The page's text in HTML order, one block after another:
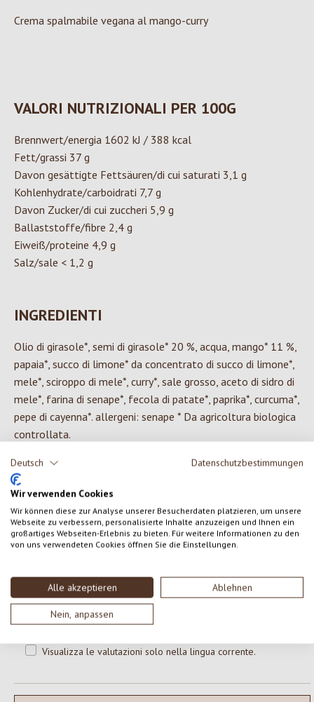
Deutsch Datenschutzbestimmungen
Wir verwenden Cookies
Wir können diese zur Analyse unserer Besucherdaten platzieren, um unsere
Webseite zu verbessern, personalisierte Inhalte anzuzeigen und Ihnen ein
großartiges Webseiten-Erlebnis zu bieten. Für weitere Informationen zu den
von uns verwendeten Cookies öffnen Sie die Einstellungen.
Alle akzeptieren Ablehnen
Nein, anpassen
Crema spalmabile vegana al mango-curry
VALORI NUTRIZIONALI PER 100G
Brennwert/energia 1602 kJ / 388 kcal
Fett/grassi 37 g
Davon gesättigte Fettsäuren/di cui saturati 3,1 g
Kohlenhydrate/carboidrati 7,7 g
Davon Zucker/di cui zuccheri 5,9 g
Ballaststoffe/fibre 2,4 g
Eiweiß/proteine 4,9 g
Salz/sale < 1,2 g
INGREDIENTI
Olio di girasole*, semi di girasole* 20 %, acqua, mango* 11 %,
papaia*, succo di limone* da concentrato di succo di limone*,
mele*, sciroppo di mele*, curry*, sale grosso, aceto di sidro di
mele*, farina di senape*, fecola di patate*, paprika*, curcuma*,
pepe di cayenna*. allergeni: senape * Da agricoltura biologica
controllata.
Valutazione media di 0 su 5 stelle
Formula una valutazione!
Condividi le tue esperienze con il prodotto con altri clienti.
SCRIVERE UNA RECENSIONE
Visualizza le valutazioni solo nella lingua corrente.